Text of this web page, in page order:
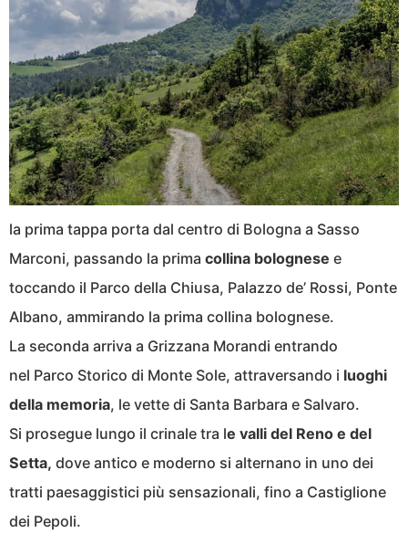
la prima tappa porta dal centro di Bologna a Sasso
Marconi, passando la prima collina bolognese e
toccando il Parco della Chiusa, Palazzo de’ Rossi, Ponte
Albano, ammirando la prima collina bolognese.
La seconda arriva a Grizzana Morandi entrando
nel Parco Storico di Monte Sole, attraversando i luoghi
della memoria, le vette di Santa Barbara e Salvaro.
Si prosegue lungo il crinale tra le valli del Reno e del
Setta, dove antico e moderno si alternano in uno dei
tratti paesaggistici più sensazionali, fino a Castiglione
dei Pepoli.